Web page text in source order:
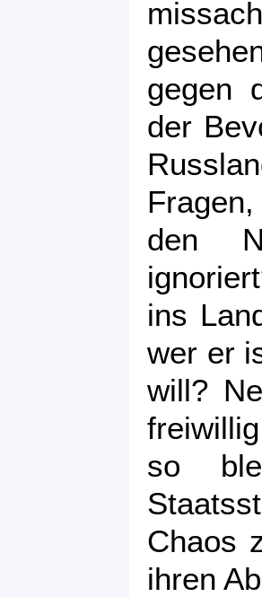
gegen
der
den
ins
wer er
will?
so
Chaos
ihren